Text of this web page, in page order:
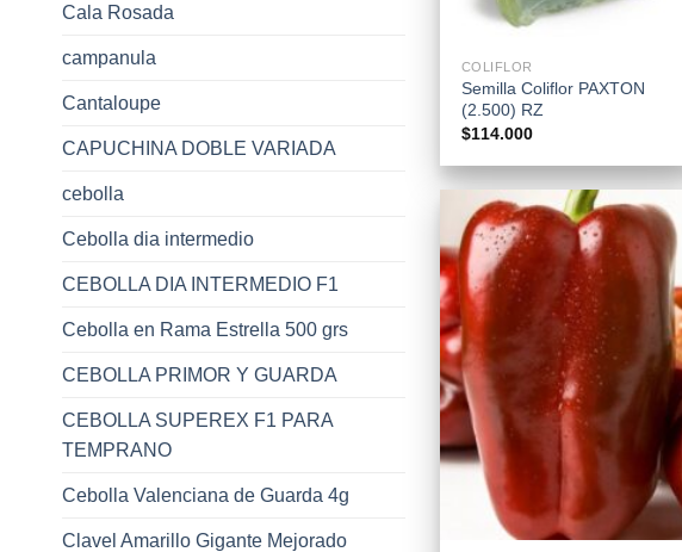
Cala Rosada
campanula
Cantaloupe
CAPUCHINA DOBLE VARIADA
cebolla
Cebolla dia intermedio
CEBOLLA DIA INTERMEDIO F1
Cebolla en Rama Estrella 500 grs
CEBOLLA PRIMOR Y GUARDA
CEBOLLA SUPEREX F1 PARA
TEMPRANO
Cebolla Valenciana de Guarda 4g
Clavel Amarillo Gigante Mejorado
COLIFLOR
Semilla Coliflor PAXTON
(2.500) RZ
$114.000